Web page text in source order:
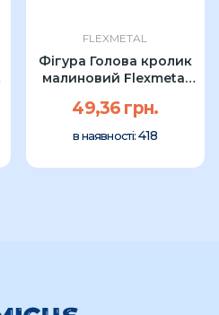
FLEXMETAL
Фігура Голова кролик
малиновий Flexmetal
49,36 грн.
в наявності: 418